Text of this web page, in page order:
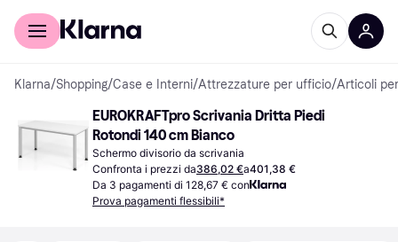
Per il tuo shopping
Klarna/Shopping/Case e Interni/Attrezzature per ufficio/Articoli
EUROKRAFTpro Scrivania Dritta Piedi
Rotondi 140 cm Bianco
Schermo divisorio da scrivania
Confronta i prezzi da386,02 €a401,38 €
Da 3 pagamenti di 128,67 € con
Prova pagamenti flessibili*